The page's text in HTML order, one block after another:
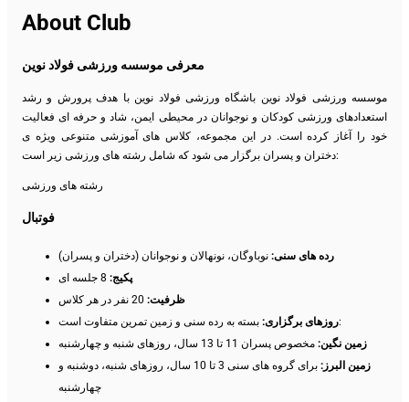
About Club
معرفی موسسه ورزشی فولاد نوین
موسسه ورزشی فولاد نوین باشگاه ورزشی فولاد نوین با هدف پرورش و رشد
استعدادهای ورزشی کودکان و نوجوانان در محیطی ایمن، شاد و حرفه ای فعالیت
خود را آغاز کرده است. در این مجموعه، کلاس های آموزشی متنوعی ویژه ی
دختران و پسران برگزار می شود که شامل رشته های ورزشی زیر است:
رشته های ورزشی
فوتبال
رده های سنی: نوباوگان، نونهالان و نوجوانان (دختران و پسران)
پکیج:
ظرفیت:
روزهای برگزاری:بسته به رده سنی و زمین تمرین متفاوت است:
زمین نگین: مخصوص پسران 11 تا 13 سال، روزهای شنبه و چهارشنبه
زمین البرز:
برای گروه های سنی 3 تا 10 سال، روزهای شنبه، دوشنبه و
چهارشنبه